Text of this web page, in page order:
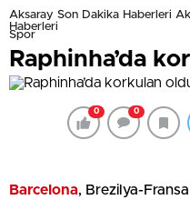
Aksaray Son Dakika Haberleri
Haberleri
Spor
Raphinha’da
0 0
Barcelona, Brezilya-